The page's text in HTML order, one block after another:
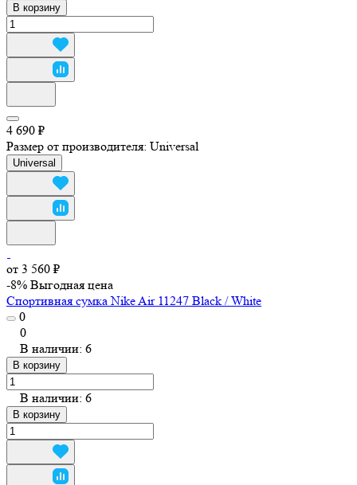
В корзину
4 690 ₽
Размер от производителя: Universal
Universal
от 3 560 ₽
-8% Выгодная цена
Спортивная сумка Nike Air 11247 Black / White
0
0
В наличии: 6
В корзину
В наличии: 6
В корзину